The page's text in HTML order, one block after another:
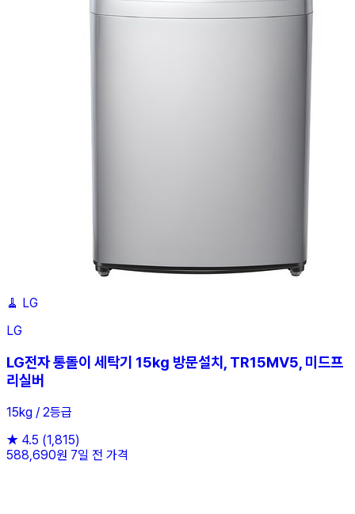
🧹 LG
LG
LG전자 통돌이 세탁기 15kg 방문설치, TR15MV5, 미드프
리실버
15kg / 2등급
★ 4.5 (1,815)
588,690원 7일 전 가격